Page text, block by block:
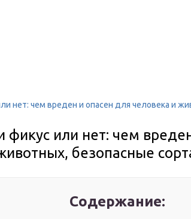
нет: чем вреден и опасен для человека и
фикус или нет: чем
безопасные
Содержание: